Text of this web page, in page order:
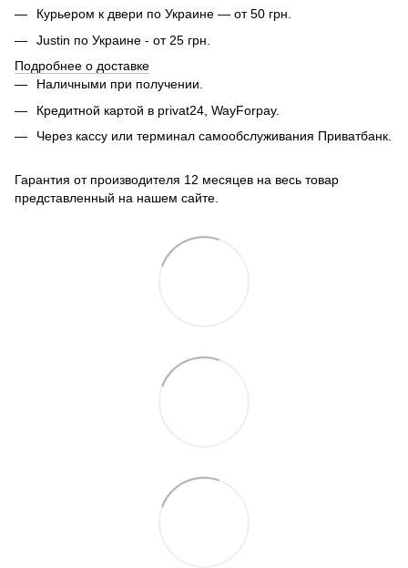
Курьером к двери по Украине — от 50 грн.
Justin по Украине - от 25 грн.
Подробнее о доставке
Наличными при получении.
Кредитной картой в privat24, WayForpay.
Через кассу или терминал самообслуживания Приватбанк.
Гарантия от производителя 12 месяцев на весь товар
представленный на нашем сайте.